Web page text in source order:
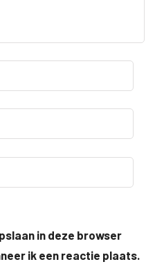
in deze browser
ik een reactie plaats.